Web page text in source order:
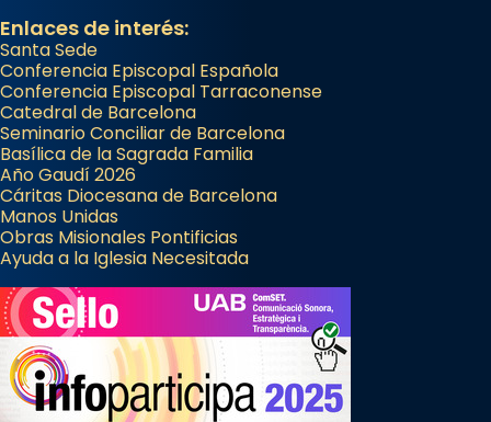
Enlaces de interés:
Santa Sede
Conferencia Episcopal Española
Conferencia Episcopal Tarraconense
Catedral de Barcelona
Seminario Conciliar de Barcelona
Basílica de la Sagrada Familia
Año Gaudí 2026
Cáritas Diocesana de Barcelona
Manos Unidas
Obras Misionales Pontificias
Ayuda a la Iglesia Necesitada